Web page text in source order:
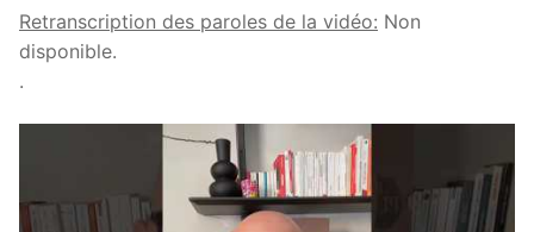
Retranscription des paroles de la vidéo: Non
disponible.
.